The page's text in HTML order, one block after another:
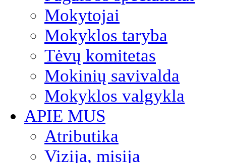
Mokytojai
Mokyklos taryba
Tėvų komitetas
Mokinių savivalda
Mokyklos valgykla
APIE MUS
Atributika
Vizija, misija